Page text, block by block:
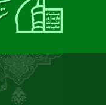
درباره ما